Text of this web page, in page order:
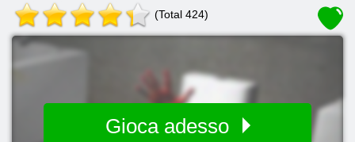
(Total 424)
Gioca adesso